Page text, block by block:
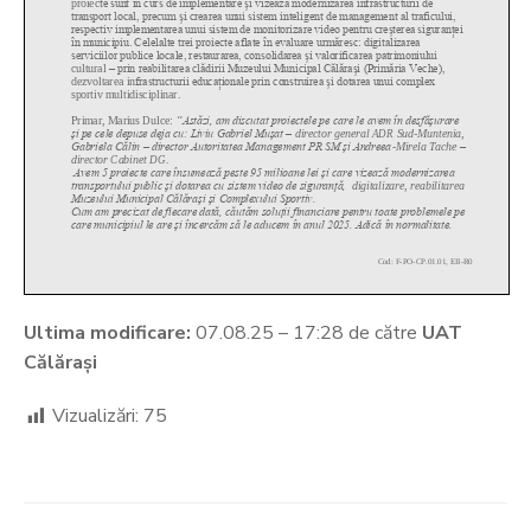
Ultima modificare: 07.08.25 – 17:28 de către UAT
Călărași
Vizualizări: 75